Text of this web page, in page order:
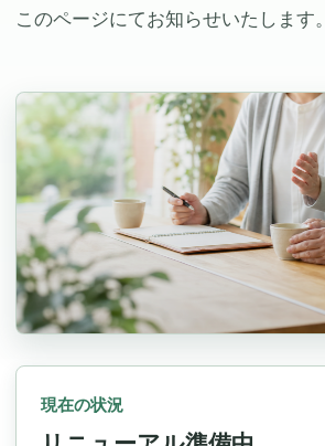
このページにてお知らせいたします。
現在の状況